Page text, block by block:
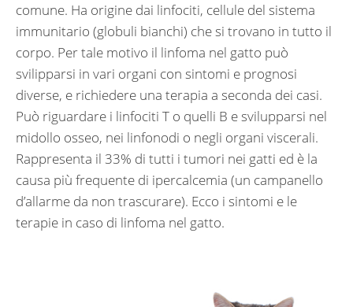
comune. Ha origine dai linfociti, cellule del sistema
immunitario (globuli bianchi) che si trovano in tutto il
corpo. Per tale motivo il linfoma nel gatto può
svilipparsi in vari organi con sintomi e prognosi
diverse, e richiedere una terapia a seconda dei casi.
Può riguardare i linfociti T o quelli B e svilupparsi nel
midollo osseo, nei linfonodi o negli organi viscerali.
Rappresenta il 33% di tutti i tumori nei gatti ed è la
causa più frequente di ipercalcemia (un campanello
d’allarme da non trascurare). Ecco i sintomi e le
terapie in caso di linfoma nel gatto.